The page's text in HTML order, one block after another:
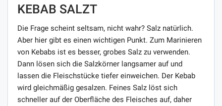
KEBAB SALZT
Die Frage scheint seltsam, nicht wahr? Salz natürlich.
Aber hier gibt es einen wichtigen Punkt. Zum Marinieren
von Kebabs ist es besser, grobes Salz zu verwenden.
Dann lösen sich die Salzkörner langsamer auf und
lassen die Fleischstücke tiefer einweichen. Der Kebab
wird gleichmäßig gesalzen. Feines Salz löst sich
schneller auf der Oberfläche des Fleisches auf, daher